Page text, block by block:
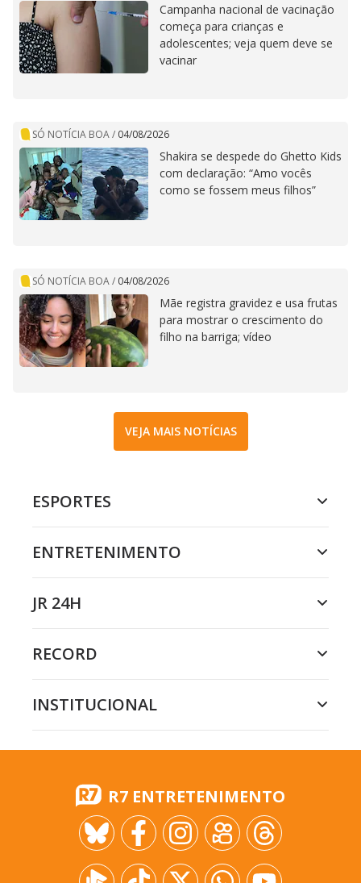
Campanha nacional de vacinação
começa para crianças e
adolescentes; veja quem deve se
vacinar
SÓ NOTÍCIA BOA/ 04/08/2026
Shakira se despede do Ghetto Kids
com declaração: “Amo vocês
como se fossem meus filhos”
SÓ NOTÍCIA BOA/ 04/08/2026
Mãe registra gravidez e usa frutas
para mostrar o crescimento do
filho na barriga; vídeo
VEJA MAIS NOTÍCIAS
ESPORTES
ENTRETENIMENTO
JR 24H
RECORD
INSTITUCIONAL
R7 ENTRETENIMENTO